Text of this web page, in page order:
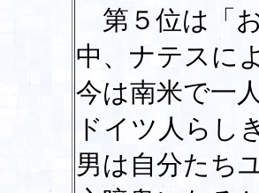
第５位は「
中、ナテスに
今は南米で一
ドイツ人らし
男は自分たち